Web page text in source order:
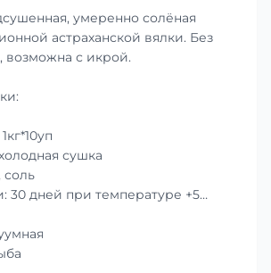
умеренно солёная
астраханской вялки. Без
возможна с икрой.
сушка
соль
30 дней при температуре +5…